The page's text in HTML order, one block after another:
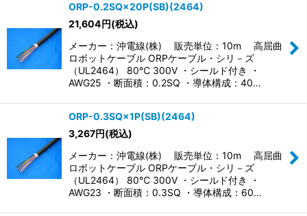
ORP-0.2SQ×20P(SB)(2464)
21,604円(税込)
メーカー：沖電線(株) 販売単位：10m 高屈曲
ロボットケーブル ORPケーブル・シリ－ズ
（UL2464） 80℃ 300V ・シールド付き ・
AWG25 ・断面積：0.2SQ ・導体構成：40…
ORP-0.3SQ×1P(SB)(2464)
3,267円(税込)
メーカー：沖電線(株) 販売単位：10m 高屈曲
ロボットケーブル ORPケーブル・シリ－ズ
（UL2464） 80℃ 300V ・シールド付き ・
AWG23 ・断面積：0.3SQ ・導体構成：60…